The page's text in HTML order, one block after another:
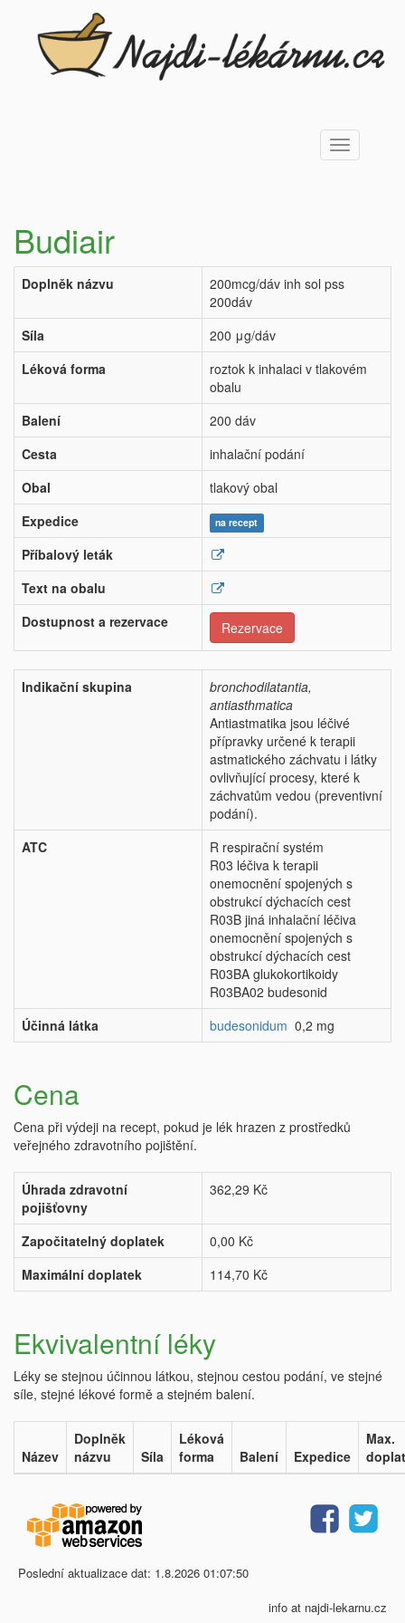
Toggle
navigation
Budiair
Doplněk názvu
200mcg/dáv inh sol pss
200dáv
Síla
200 μg/dáv
Léková forma
roztok k inhalaci v tlakovém
obalu
Balení
200 dáv
Cesta
inhalační podání
Obal
tlakový obal
Expedice
na recept
Příbalový leták
Text na obalu
Dostupnost a rezervace
Rezervace
Indikační skupina
bronchodilatantia,
antiasthmatica
Antiastmatika jsou léčivé
přípravky určené k terapii
astmatického záchvatu i látky
ovlivňující procesy, které k
záchvatům vedou (preventivní
podání).
ATC
R respirační systém
R03 léčiva k terapii
onemocnění spojených s
obstrukcí dýchacích cest
R03B jiná inhalační léčiva
onemocnění spojených s
obstrukcí dýchacích cest
R03BA glukokortikoidy
R03BA02 budesonid
Účinná látka
budesonidum 0,2 mg
Cena
Cena při výdeji na recept, pokud je lék hrazen z prostředků
veřejného zdravotního pojištění.
Úhrada zdravotní
pojišťovny
362,29 Kč
Započitatelný doplatek
0,00 Kč
Maximální doplatek
114,70 Kč
Ekvivalentní léky
Léky se stejnou účinnou látkou, stejnou cestou podání, ve stejné
síle, stejné lékové formě a stejném balení.
Název
Doplněk
názvu
Síla
Léková
forma
Balení Expedice
Max.
Poslední aktualizace dat: 1.8.2026 01:07:50
info at najdi-lekarnu.cz